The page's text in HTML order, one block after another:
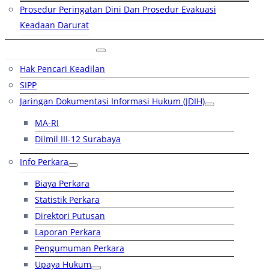
Prosedur Peringatan Dini Dan Prosedur Evakuasi
Keadaan Darurat
Hak Pencari Keadilan
SIPP
Jaringan Dokumentasi Informasi Hukum (JDIH)
MA-RI
Dilmil III-12 Surabaya
Info Perkara
Biaya Perkara
Statistik Perkara
Direktori Putusan
Laporan Perkara
Pengumuman Perkara
Upaya Hukum